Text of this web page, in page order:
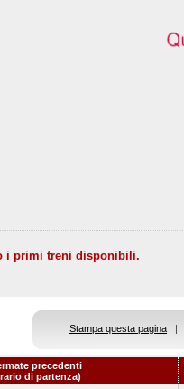
i primi treni disponibili.
Stampa questa pagina |
precedenti
di partenza)